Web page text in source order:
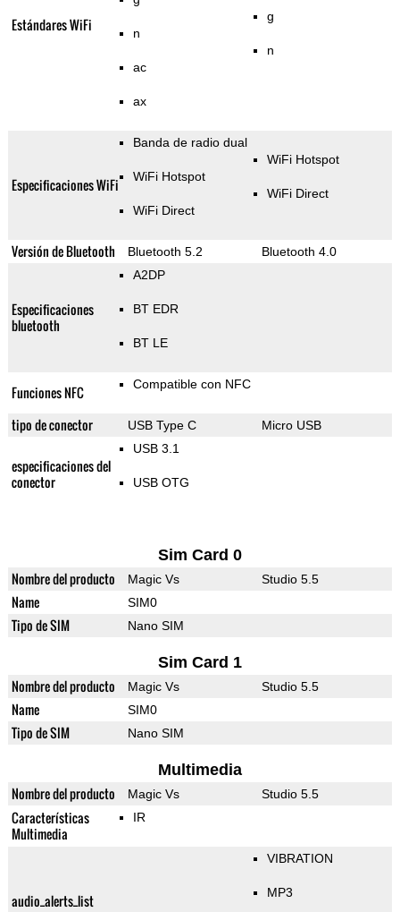
Estándares WiFi n
ac
ax
g
n
Especificaciones WiFi
Banda de radio dual
WiFi Hotspot
WiFi Direct
WiFi Hotspot
WiFi Direct
Versión de Bluetooth Bluetooth 5.2 Bluetooth 4.0
Especificaciones
bluetooth
A2DP
BT EDR
BT LE
Funciones NFC Compatible con NFC
tipo de conector USB Type C Micro USB
especificaciones del
conector
USB 3.1
USB OTG
Sim Card 0
Nombre del producto Magic Vs Studio 5.5
Name SIM0
Tipo de SIM Nano SIM
Sim Card 1
Nombre del producto Magic Vs Studio 5.5
Name SIM0
Tipo de SIM Nano SIM
Multimedia
Nombre del producto Magic Vs Studio 5.5
Características
Multimedia
IR
audio_alerts_list
VIBRATION
MP3